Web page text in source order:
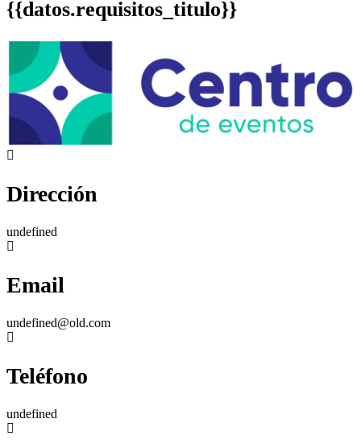
{{datos.requisitos_titulo}}
Dirección
undefined
Email
undefined@old.com
Teléfono
undefined